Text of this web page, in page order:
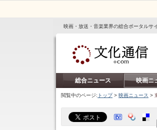
映画・放送・音楽業界の総合ポータルサ
総合ニュース 映画ニ
閲覧中のページ: トップ> 映画ニュース >